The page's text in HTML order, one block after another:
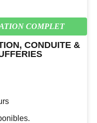
COMPLET
CONDUITE &